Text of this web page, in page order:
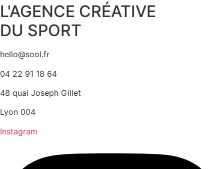
L'AGENCE CRÉATIVE
DU SPORT
hello@sool.fr
04 22 91 18 64
48 quai Joseph Gillet
Lyon 004
Instagram